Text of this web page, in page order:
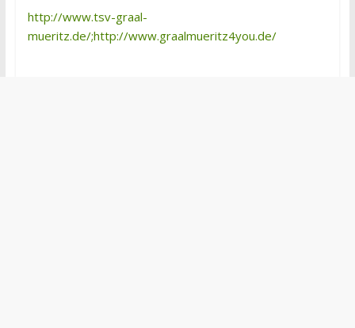
http://www.tsv-graal-
mueritz.de/;http://www.graalmueritz4you.de/